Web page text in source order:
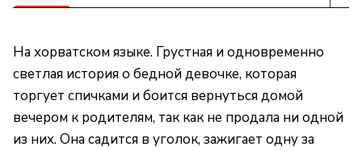
На хорватском языке. Грустная и одновременно
светлая история о бедной девочке, которая
торгует спичками и боится вернуться домой
вечером к родителям, так как не продала ни одной
из них. Она садится в уголок, зажигает одну за